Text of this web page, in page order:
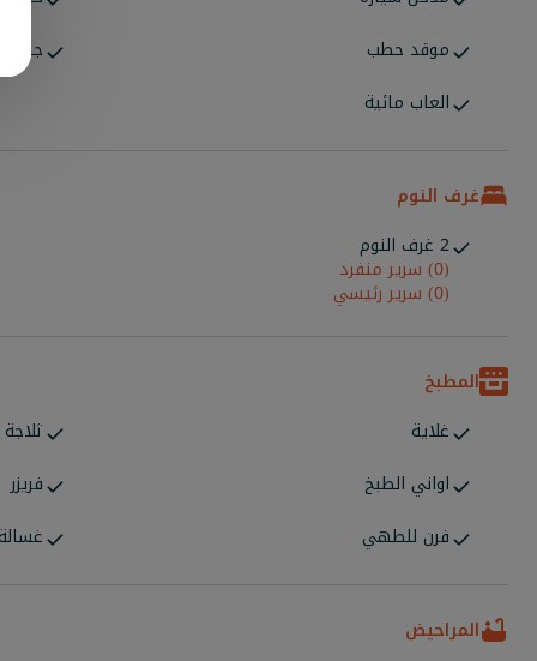
موقد حطب
جلسة
العاب مائية
غرف النوم
2 غرف النوم
(0) سرير منفرد
(0) سرير رئيسي
المطبخ
غلاية
ثلاجة
اواني الطبخ
فريزر
فرن للطهي
المراحيض